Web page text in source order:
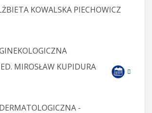
KOWALSKA PIECHOWICZ
MIROSŁAW KUPIDURA
-